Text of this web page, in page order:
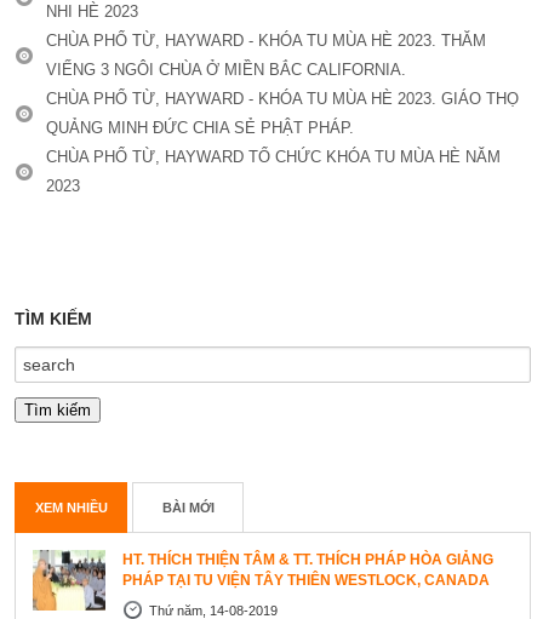
NHI HÈ 2023
CHÙA PHỔ TỪ, HAYWARD - KHÓA TU MÙA HÈ 2023. THĂM
VIẾNG 3 NGÔI CHÙA Ở MIỀN BẮC CALIFORNIA.
CHÙA PHỔ TỪ, HAYWARD - KHÓA TU MÙA HÈ 2023. GIÁO THỌ
QUẢNG MINH ĐỨC CHIA SẺ PHẬT PHÁP.
CHÙA PHỔ TỪ, HAYWARD TỔ CHỨC KHÓA TU MÙA HÈ NĂM
2023
TÌM KIẾM
XEM NHIỀU BÀI MỚI
HT. THÍCH THIỆN TÂM & TT. THÍCH PHÁP HÒA GIẢNG
PHÁP TẠI TU VIỆN TÂY THIÊN WESTLOCK, CANADA
Thứ năm, 14-08-2019